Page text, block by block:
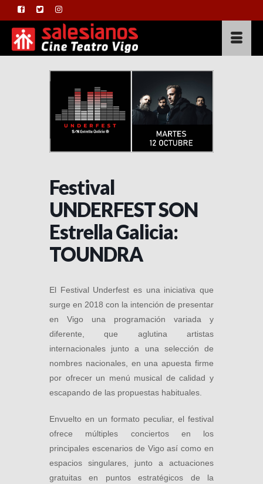
Festival
UNDERFEST SON
Estrella Galicia:
TOUNDRA
El Festival Underfest es una iniciativa que
surge en 2018 con la intención de presentar
en Vigo una programación variada y
diferente, que aglutina artistas
internacionales junto a una selección de
nombres nacionales, en una apuesta firme
por ofrecer un menú musical de calidad y
escapando de las propuestas habituales.
Envuelto en un formato peculiar, el festival
ofrece múltiples conciertos en los
principales escenarios de Vigo así como en
espacios singulares, junto a actuaciones
gratuitas en puntos estratégicos de la